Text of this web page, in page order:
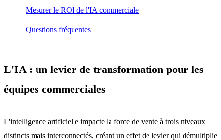
Mesurer le ROI de l'IA commerciale
Questions fréquentes
L'IA : un levier de transformation pour les
équipes commerciales
L'intelligence artificielle impacte la force de vente à trois niveaux
distincts mais interconnectés, créant un effet de levier qui démultiplie